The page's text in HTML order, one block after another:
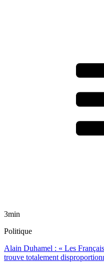
3min
Politique
Alain Duhamel : « Les
trouve totalement